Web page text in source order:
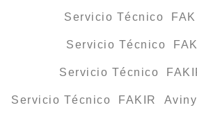
Servicio Técnico
Servicio Técnico
Servicio Técnico
Servicio Técnico FAKIR